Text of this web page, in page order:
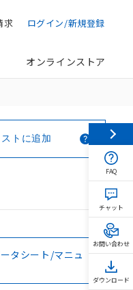
ログイン/新規登録
求
オンラインストア
トに追加
タシート/マニュ
FAQ
チャット
お問い合わせ
ダウンロード